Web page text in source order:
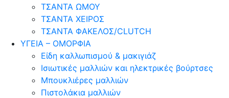
ΤΣΑΝΤΑ ΩΜΟΥ
ΤΣΑΝΤΑ ΧΕΙΡΟΣ
ΤΣΑΝΤΑ ΦΑΚΕΛΟΣ/CLUTCH
ΥΓΕΙΑ – ΟΜΟΡΦΙΑ
Είδη καλλωπισμού & μακιγιάζ
Ισιωτικές μαλλιών και ηλεκτρικές βούρτσες
Μπουκλιέρες μαλλιών
Πιστολάκια μαλλιών